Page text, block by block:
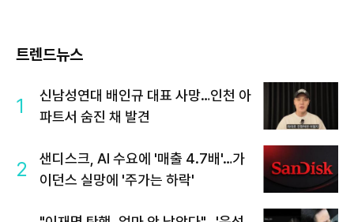
트렌드뉴스
1
신남성연대 배인규 대표 사망…인천 아
파트서 숨진 채 발견
2
샌디스크, AI 수요에 '매출 4.7배'…가
이던스 실망에 '주가는 하락'